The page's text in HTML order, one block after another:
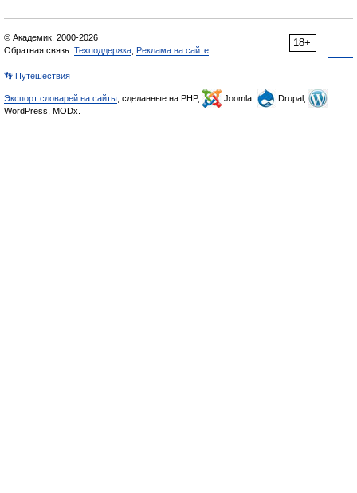
18+
© Академик, 2000-2026
Обратная связь: Техподдержка Реклама на сайте
👣 Путешествия
Экспорт словарей на сайты , сделанные на PHP, Joomla,
Drupal,
WordPress, MODx.